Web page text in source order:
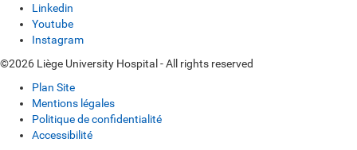
Linkedin
Youtube
Instagram
©2026 Liège University Hospital - All rights reserved
Plan Site
Mentions légales
Politique de confidentialité
Accessibilité